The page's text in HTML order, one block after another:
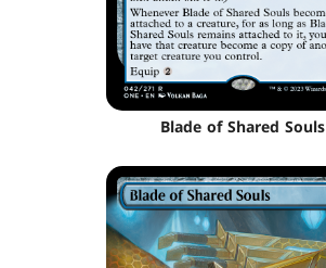
Blade of Shared Souls